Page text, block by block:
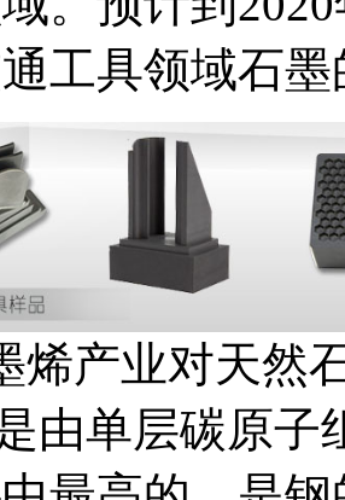
工具领域石
烯产业对天然
由单层碳原子